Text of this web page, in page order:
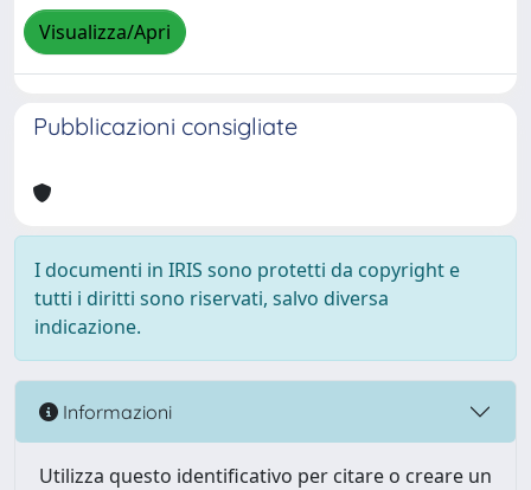
Visualizza/Apri
Pubblicazioni consigliate
I documenti in IRIS sono protetti da copyright e
tutti i diritti sono riservati, salvo diversa
indicazione.
Informazioni
Utilizza questo identificativo per citare o creare un